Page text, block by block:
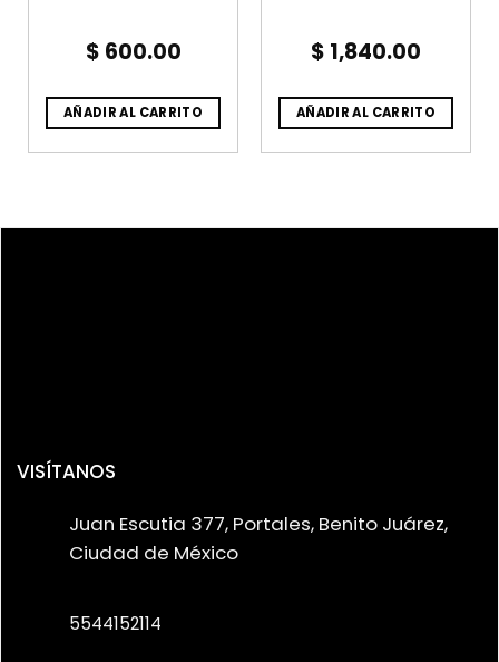
$ 600.00
AÑADIR AL CARRITO
$ 1,840.00
AÑADIR AL CARRITO
VISÍTANOS
Juan Escutia 377, Portales, Benito Juárez,
Ciudad de México
5544152114